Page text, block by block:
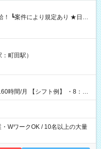
の日に現金GET♪ お仕事後はコ
！ 【試用期間】試
町田駅）
例】 ・8：00
WワークOK / 10名以上の大量